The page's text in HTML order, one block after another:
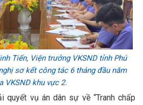
Tiến, Viện trưởng VKSND tỉnh Phú
sơ kết công tác 6 tháng đầu năm
VKSND khu vực 2.
quyết vụ án dân sự về “Tranh chấp